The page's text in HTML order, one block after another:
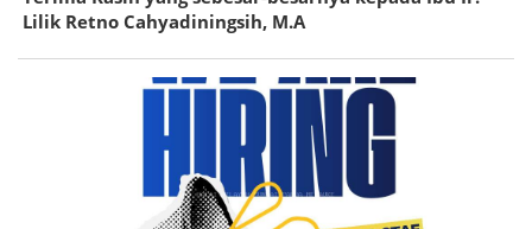
Lilik Retno Cahyadiningsih, M.A